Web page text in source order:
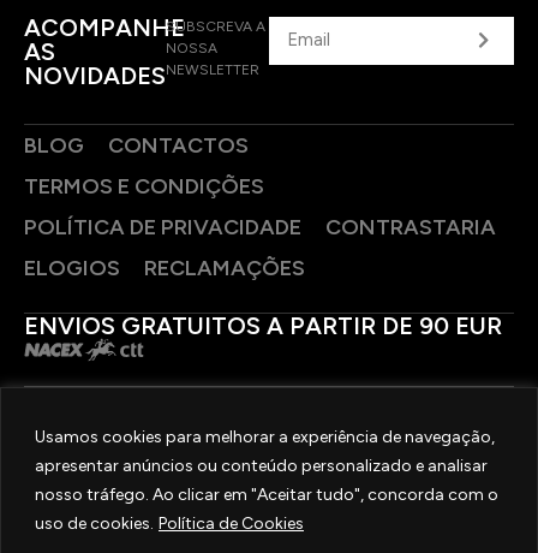
Usamos cookies para melhorar a experiência de navegação,
apresentar anúncios ou conteúdo personalizado e analisar
nosso tráfego. Ao clicar em "Aceitar tudo", concorda com o
uso de cookies. Política de Cookies
ACOMPANHE
AS
NOVIDADES
SUBSCREVA A
NOSSA
NEWSLETTER
BLOG
CONTACTOS
TERMOS E CONDIÇÕES
POLÍTICA DE PRIVACIDADE
CONTRASTARIA
ELOGIOS
RECLAMAÇÕES
ENVIOS GRATUITOS A PARTIR DE 90 EUR
SIGA-NOS
2025 © OURIVESARIA FRADIZELA